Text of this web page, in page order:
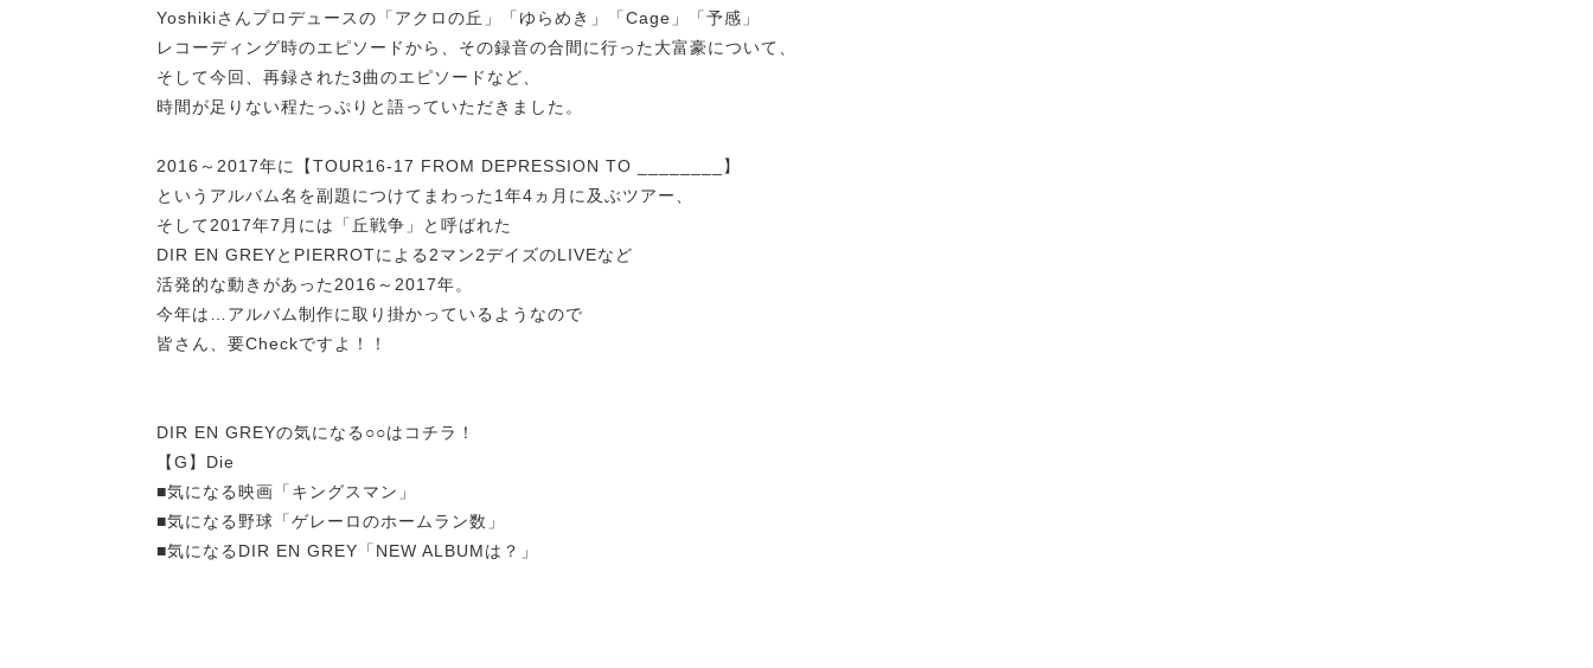
Yoshikiさんプロデュースの「アクロの丘」「ゆらめき」「Cage」「予感」
レコーディング時のエピソードから、その録音の合間に行った大富豪について、
そして今回、再録された3曲のエピソードなど、
時間が足りない程たっぷりと語っていただきました。
2016～2017年に【TOUR16-17 FROM DEPRESSION TO ________】
というアルバム名を副題につけてまわった1年4ヵ月に及ぶツアー、
そして2017年7月には「丘戦争」と呼ばれた
DIR EN GREYとPIERROTによる2マン2デイズのLIVEなど
活発的な動きがあった2016～2017年。
今年は…アルバム制作に取り掛かっているようなので
皆さん、要Checkですよ！！
DIR EN GREYの気になる○○はコチラ！
【G】Die
■気になる映画「キングスマン」
■気になる野球「ゲレーロのホームラン数」
■気になるDIR EN GREY「NEW ALBUMは？」